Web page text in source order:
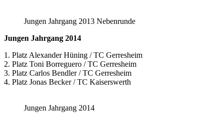
Jungen Jahrgang 2013 Nebenrunde
Jungen Jahrgang 2014
1. Platz Alexander Hüning / TC Gerresheim
2. Platz Toni Borreguero / TC Gerresheim
3. Platz Carlos Bendler / TC Gerresheim
4. Platz Jonas Becker / TC Kaiserswerth
Jungen Jahrgang 2014